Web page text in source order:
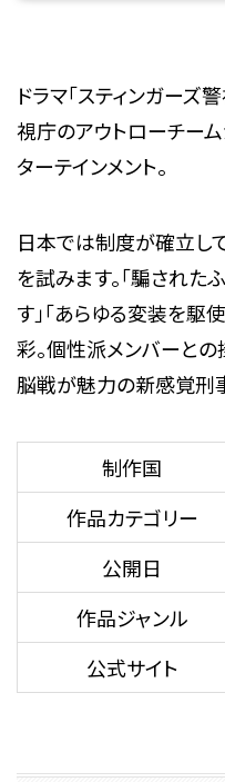
ドラマ「スティンガーズ
視庁のアウトローチー
ターテインメント。
日本では制度が確立し
を試みます。「騙された
す」「あらゆる変装を
彩。個性派メンバーと
脳戦が魅力の新感覚刑
制作国
作品カテゴリー
公開日
作品ジャンル
公式サイト